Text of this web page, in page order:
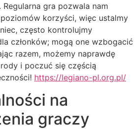
gra pozwala nam
korzyści, więc ustalmy
często kontrolujmy
członków; mogą one wzbogacić
razem, możemy naprawdę
i poczuć się częścią
https://legiano-pl.org.pl/
na
graczy